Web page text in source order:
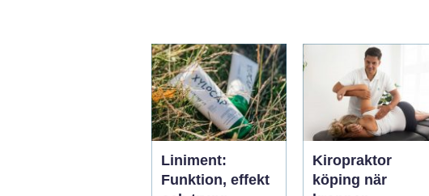
Liniment:
Funktion, effekt
Kiropraktor
köping när